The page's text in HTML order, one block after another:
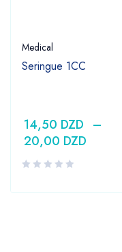
Medical
Seringue 1CC
14,50 DZD –
20,00 DZD